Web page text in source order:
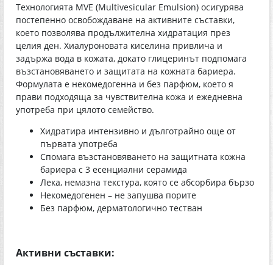
Технологията MVE (Multivesicular Emulsion) осигурява
постепенно освобождаване на активните съставки,
което позволява продължителна хидратация през
целия ден. Хиалуроновата киселина привлича и
задържа вода в кожата, докато глицеринът подпомага
възстановяването и защитата на кожната бариера.
Формулата е некомедогенна и без парфюм, което я
прави подходяща за чувствителна кожа и ежедневна
употреба при цялото семейство.
Хидратира интензивно и дълготрайно още от
първата употреба
Спомага възстановяването на защитната кожна
бариера с 3 есенциални серамида
Лека, немазна текстура, която се абсорбира бързо
Некомедогенен – не запушва порите
Без парфюм, дерматологично тестван
Активни съставки: